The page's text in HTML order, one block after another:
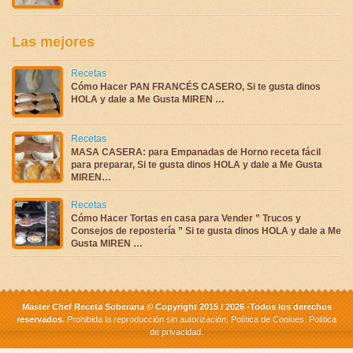
Las mejores
Recetas
Cómo Hacer PAN FRANCÉS CASERO, Si te gusta dinos
HOLA y dale a Me Gusta MIREN …
Recetas
MASA CASERA: para Empanadas de Horno receta fácil
para preparar, Si te gusta dinos HOLA y dale a Me Gusta
MIREN…
Recetas
Cómo Hacer Tortas en casa para Vender ” Trucos y
Consejos de repostería ” Si te gusta dinos HOLA y dale a Me
Gusta MIREN …
Master Chef Receta Soberana © Copyright 2015 / 2026 -Todos los derechos
reservados. Prohibida la reproducción sin autorización. Política de Cookies, Política
de privacidad.